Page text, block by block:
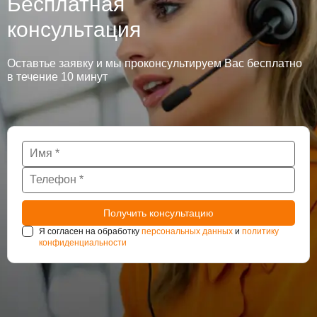
консультация
Оставтье заявку и мы проконсультируем Вас бесплатно
в течение 10 минут
Я согласен на обработку персональных данных и политику
конфиденциальности